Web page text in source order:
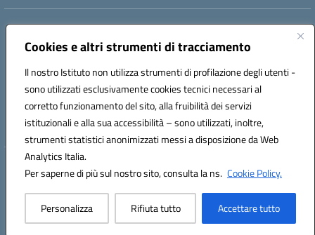
Cookies e altri strumenti di tracciamento
Il nostro Istituto non utilizza strumenti di profilazione degli utenti -
sono utilizzati esclusivamente cookies tecnici necessari al
corretto funzionamento del sito, alla fruibilità dei servizi
istituzionali e alla sua accessibilità – sono utilizzati, inoltre,
strumenti statistici anonimizzati messi a disposizione da Web
Analytics Italia.
Per saperne di più sul nostro sito, consulta la ns. Cookie Policy.
Personalizza Rifiuta tutto Accettare tutto
Indirizzo:
Centralino:0885.426034 Email:FGTD02000P@istruzione.it
Codice fiscale: 81002930717
Codice meccanografico:
FGTD02000P
Codice unico di fatturazione (CUF): UFUN7Y
Hosting & Powered by 3D Solution S.r.l.
Concept & Design by Designers Italia